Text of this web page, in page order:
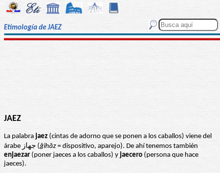
Etimología de JAEZ
JAEZ
La palabra jaez (cintas de adorno que se ponen a los caballos) viene del
árabe جهاز (ǧihăz = dispositivo, aparejo). De ahí tenemos también
enjaezar (poner jaeces a los caballos) y jaecero (persona que hace
jaeces).